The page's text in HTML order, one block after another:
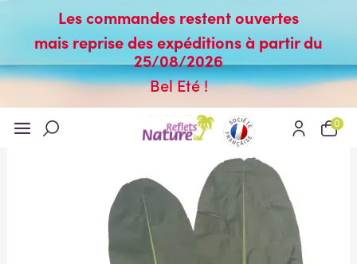
Les commandes restent ouvertes
mais reprise des expéditions à partir du
25/08/2026
Bel Eté !
0